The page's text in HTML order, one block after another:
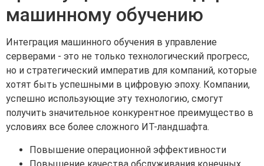
машинному обучению
Интеграция машинного обучения в управление
серверами - это не только технологический прогресс,
но и стратегический императив для компаний, которые
хотят быть успешными в цифровую эпоху. Компании,
успешно использующие эту технологию, смогут
получить значительное конкурентное преимущество в
условиях все более сложного ИТ-ландшафта.
Повышение операционной эффективности
Повышение качества обслуживания конечных